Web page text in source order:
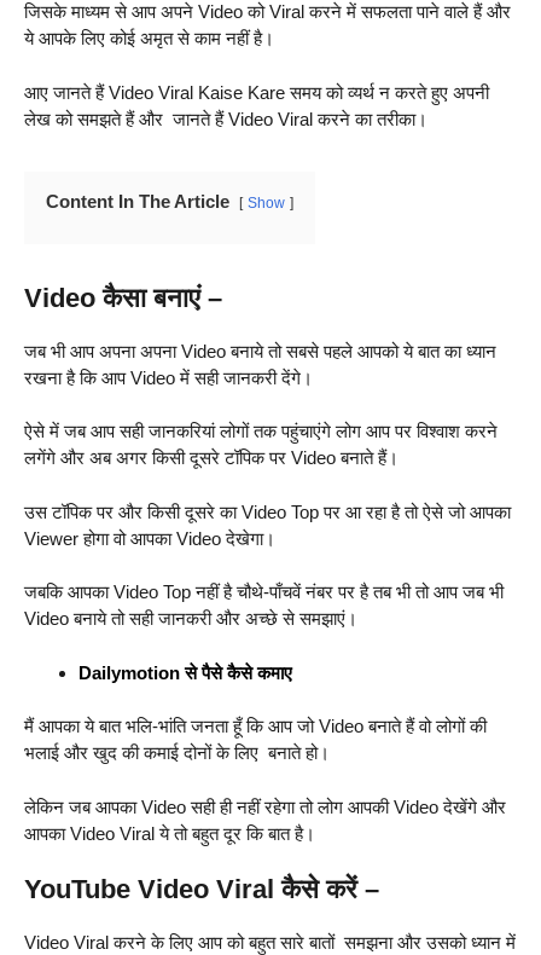
जिसके माध्यम से आप अपने Video को Viral करने में सफलता पाने वाले हैं और
ये आपके लिए कोई अमृत से काम नहीं है।
आए जानते हैं Video Viral Kaise Kare समय को व्यर्थ न करते हुए अपनी
लेख को समझते हैं और जानते हैं Video Viral करने का तरीका।
Content In The Article Show
Video कैसा बनाएं –
जब भी आप अपना अपना Video बनाये तो सबसे पहले आपको ये बात का ध्यान
रखना है कि आप Video में सही जानकरी देंगे।
ऐसे में जब आप सही जानकरियां लोगों तक पहुंचाएंगे लोग आप पर विश्वाश करने
लगेंगे और अब अगर किसी दूसरे टॉपिक पर Video बनाते हैं।
उस टॉपिक पर और किसी दूसरे का Video Top पर आ रहा है तो ऐसे जो आपका
Viewer होगा वो आपका Video देखेगा।
जबकि आपका Video Top नहीं है चौथे-पाँचवें नंबर पर है तब भी तो आप जब भी
Video बनाये तो सही जानकरी और अच्छे से समझाएं।
Dailymotion से पैसे कैसे कमाए
मैं आपका ये बात भलि-भांति जनता हूँ कि आप जो Video बनाते हैं वो लोगों की
भलाई और खुद की कमाई दोनों के लिए बनाते हो।
लेकिन जब आपका Video सही ही नहीं रहेगा तो लोग आपकी Video देखेंगे और
आपका Video Viral ये तो बहुत दूर कि बात है।
YouTube Video Viral कैसे करें –
Video Viral करने के लिए आप को बहुत सारे बातों समझना और उसको ध्यान में